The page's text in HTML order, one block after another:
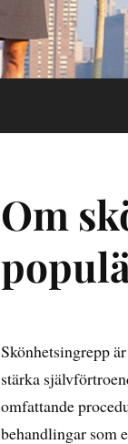
Om
Skönhetsingrepp
stärka
omfattande
behandlingar som